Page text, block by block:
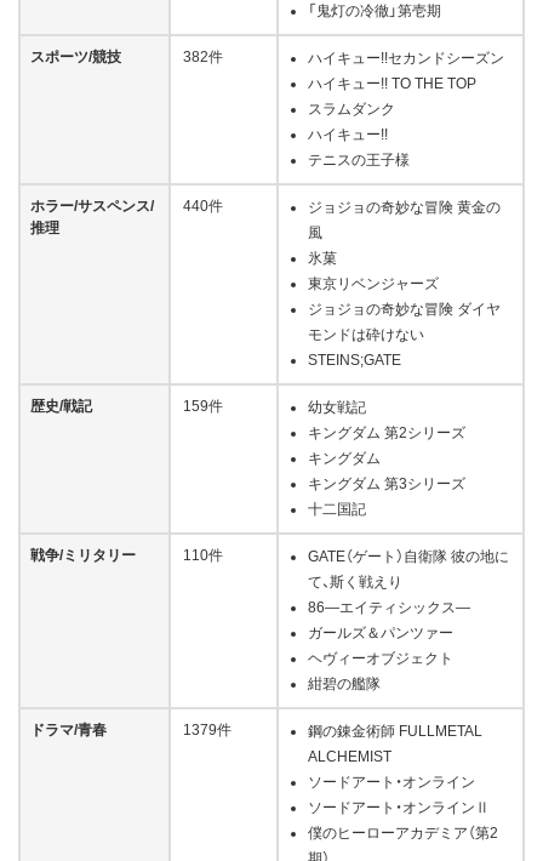
「鬼灯の冷徹」第壱期
スポーツ/競技 382件
ハイキュー!!セカンドシーズン
ハイキュー!! TO THE TOP
スラムダンク
ハイキュー!!
テニスの王子様
ホラー/サスペンス/
推理
440件
ジョジョの奇妙な冒険 黄金の
風
氷菓
東京リベンジャーズ
ジョジョの奇妙な冒険 ダイヤ
モンドは砕けない
STEINS;GATE
歴史/戦記 159件
幼女戦記
キングダム 第2シリーズ
キングダム
キングダム 第3シリーズ
十二国記
戦争/ミリタリー 110件
GATE（ゲート）自衛隊 彼の地に
て、斯く戦えり
86―エイティシックス―
ガールズ＆パンツァー
ヘヴィーオブジェクト
紺碧の艦隊
ドラマ/青春 1379件
鋼の錬金術師 FULLMETAL
ALCHEMIST
ソードアート・オンライン
ソードアート・オンラインⅡ
僕のヒーローアカデミア（第2